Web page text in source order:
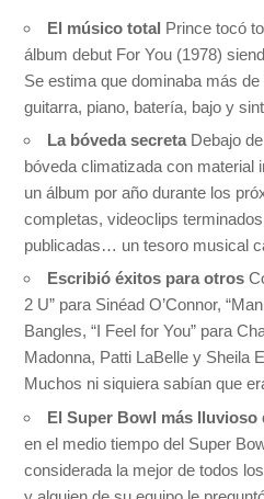
El músico total Prince tocó
álbum debut For You (1978)
Se estima que dominaba más
guitarra, piano, batería, bajo y
La bóveda secreta Debajo
bóveda climatizada con material
un álbum por año durante los
completas, videoclips
publicadas… un tesoro musical
Escribió éxitos para otros
2 U” para Sinéad O’Connor,
Bangles, “I Feel for You” para
Madonna, Patti LaBelle y Sheila
Muchos ni siquiera sabían que
El Super Bowl más lluvioso
en el medio tiempo del Super
considerada la mejor de todos